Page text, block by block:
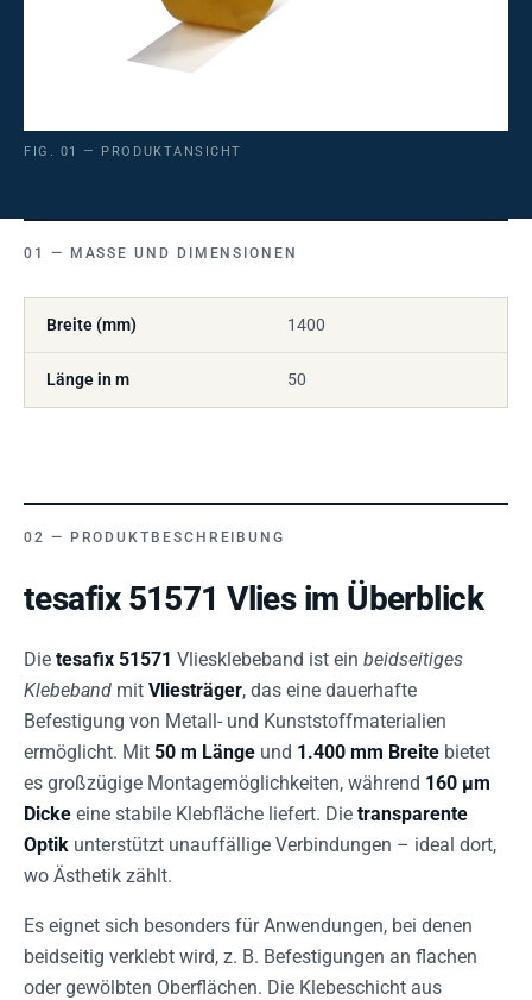
FIG. 01 — PRODUKTANSICHT
MASSE UND DIMENSIONEN
Breite (mm) 1400
Länge in m 50
PRODUKTBESCHREIBUNG
tesafix 51571 Vlies im Überblick
Die tesafix 51571 Vliesklebeband ist ein beidseitiges
Klebeband mit Vliesträger, das eine dauerhafte
Befestigung von Metall- und Kunststoffmaterialien
ermöglicht. Mit 50 m Länge und 1.400 mm Breite bietet
es großzügige Montagemöglichkeiten, während 160 µm
Dicke eine stabile Klebfläche liefert. Die transparente
Optik unterstützt unauffällige Verbindungen – ideal dort,
wo Ästhetik zählt.
Es eignet sich besonders für Anwendungen, bei denen
beidseitig verklebt wird, z. B. Befestigungen an flachen
oder gewölbten Oberflächen. Die Klebeschicht aus